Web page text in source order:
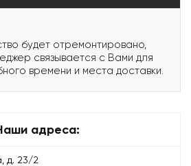
будет отремонтировано,
связывается с Вами для
времени и места доставки.
адреса:
д. 23/2